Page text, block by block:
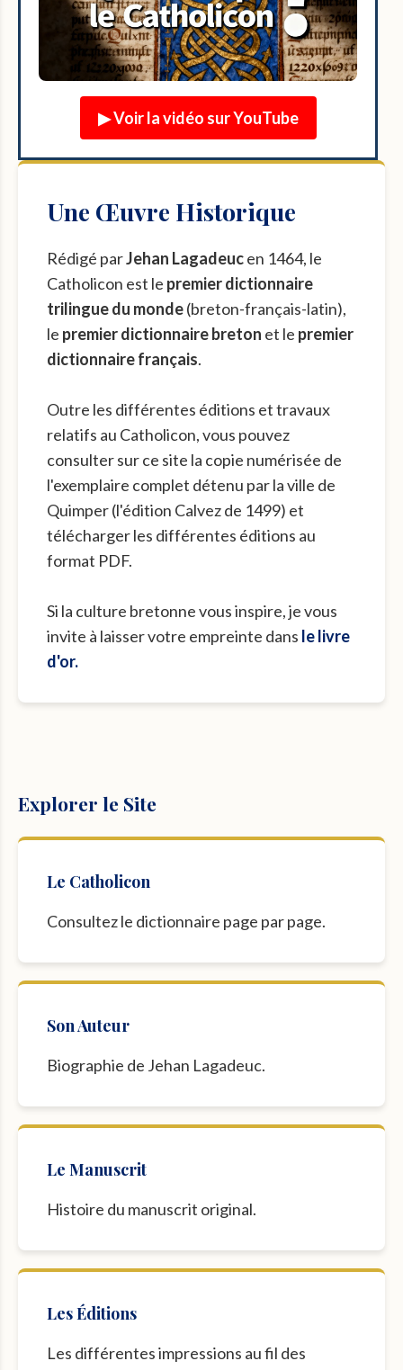
▶ Voir la vidéo sur YouTube
Une Œuvre Historique
Rédigé parJehan Lagadeucen 1464, le
Catholicon est le premier dictionnaire
trilingue du monde(breton-français-latin),
le premier dictionnaire breton et le premier
dictionnaire français.
Outre les différentes éditions et travaux
relatifs au Catholicon, vous pouvez
consulter sur ce site la copie numérisée de
l'exemplaire complet détenu par la ville de
Quimper (l'édition Calvez de 1499) et
télécharger les différentes éditions au
format PDF.
Si la culture bretonne vous inspire, je vous
invite à laisser votre empreinte dans le livre
d'or.
Explorer le Site
Le Catholicon
Consultez le dictionnaire page par page.
Son Auteur
Biographie de Jehan Lagadeuc.
Le Manuscrit
Histoire du manuscrit original.
Les Éditions
Les différentes impressions au fil des